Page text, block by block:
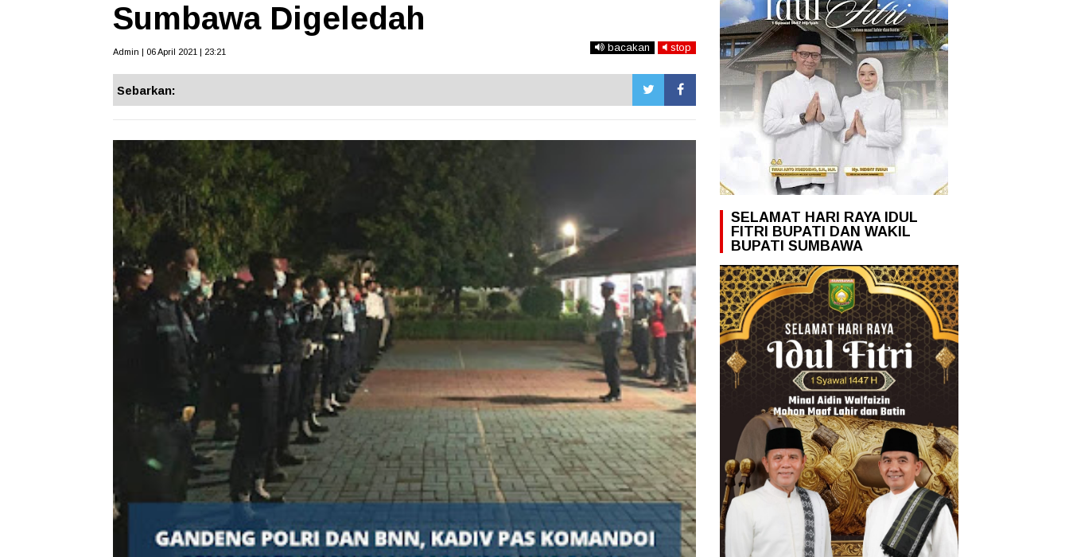
Sumbawa Digeledah
Admin | 06 April 2021 | 23:21 bacakan stop
Sebarkan:
SELAMAT HARI RAYA IDUL
FITRI BUPATI DAN WAKIL
BUPATI SUMBAWA